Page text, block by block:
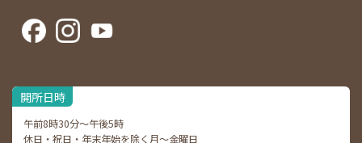
開所日時
午前8時30分～午後5時
休日・祝日・年末年始を除く月～金曜日